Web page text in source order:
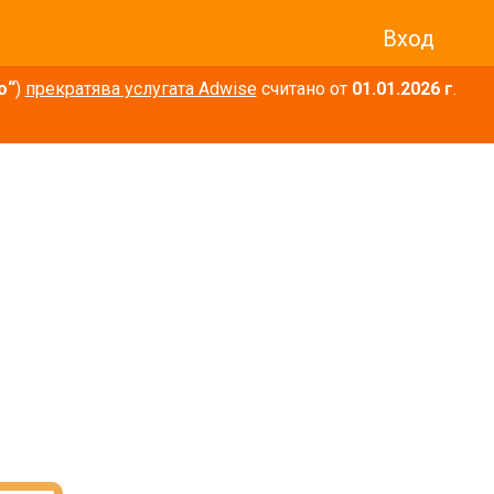
Вход
) прекратява услугата Adwiseсчитано от 01.01.2026 г.